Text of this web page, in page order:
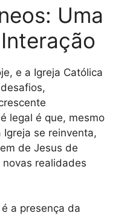
Uma
e a Igreja Católica
legal é que, mesmo
se reinventa,
de Jesus de
realidades
a presença da